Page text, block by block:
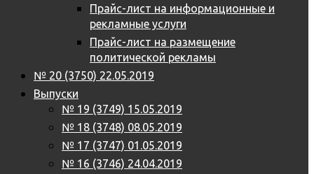
Прайс-лист на информационные и
рекламные услуги
Прайс-лист на размещение
политической рекламы
№ 20 (3750) 22.05.2019
Выпуски
№ 19 (3749) 15.05.2019
№ 18 (3748) 08.05.2019
№ 17 (3747) 01.05.2019
№ 16 (3746) 24.04.2019